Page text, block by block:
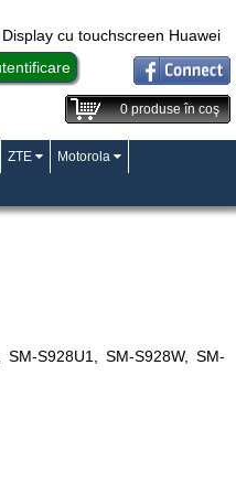
cu touchscreen Huawei
0produse în coş
ZTE Motorola
S928U1, SM-S928W, SM-